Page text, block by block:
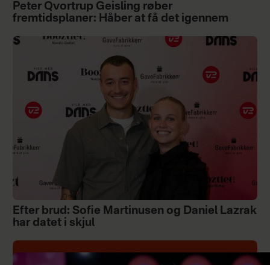
Peter Qvortrup Geisling røber
fremtidsplaner: Håber at få det igennem
Efter brud: Sofie Martinusen og Daniel Lazrak
har datet i skjul